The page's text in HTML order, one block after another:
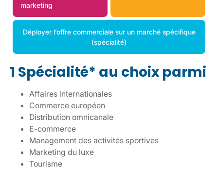
marketing
Déployer l’offre commerciale sur un marché spécifique
(spécialité)
1 Spécialité* au choix parmi
Affaires internationales
Commerce européen
Distribution omnicanale
E-commerce
Management des activités sportives
Marketing du luxe
Tourisme